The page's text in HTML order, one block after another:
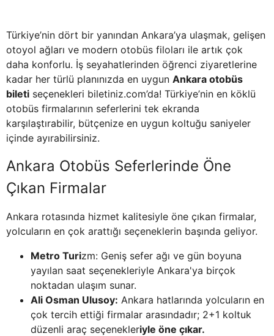
Türkiye’nin dört bir yanından Ankara’ya ulaşmak, gelişen
otoyol ağları ve modern otobüs filoları ile artık çok
daha konforlu. İş seyahatlerinden öğrenci ziyaretlerine
kadar her türlü planınızda en uygun Ankara otobüs
bileti seçenekleri biletiniz.com’da! Türkiye’nin en köklü
otobüs firmalarının seferlerini tek ekranda
karşılaştırabilir, bütçenize en uygun koltuğu saniyeler
içinde ayırabilirsiniz.
Ankara Otobüs Seferlerinde Öne
Çıkan Firmalar
Ankara rotasında hizmet kalitesiyle öne çıkan firmalar,
yolcuların en çok arattığı seçeneklerin başında geliyor.
Metro Turizm: Geniş sefer ağı ve gün boyuna
yayılan saat seçenekleriyle Ankara'ya birçok
noktadan ulaşım sunar.
Ali Osman Ulusoy: Ankara hatlarında yolcuların en
çok tercih ettiği firmalar arasındadır; 2+1 koltuk
düzenli araç seçenekleriyle öne çıkar.